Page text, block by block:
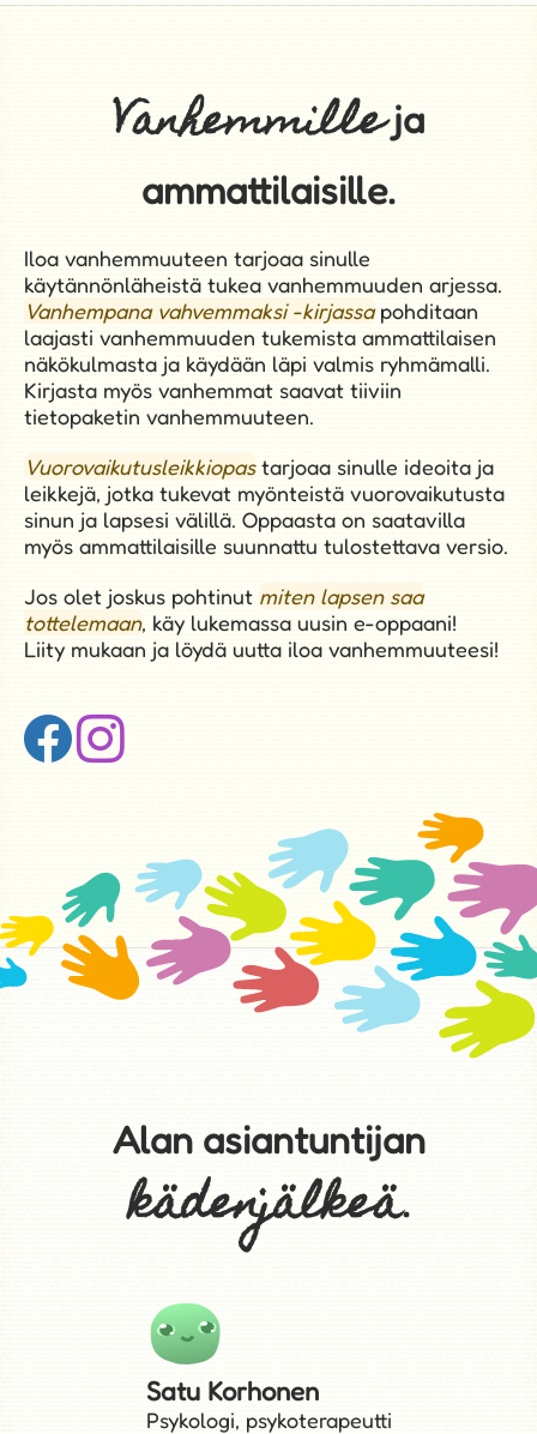
vertaistuesta ja vuorovaikutusleikeistä)
Vanhemmille
ammattilaisille.
Iloa vanhemmuuteen tarjoaa sinulle
käytännönläheistä tukea vanhemmuuden arjessa.
Vanhempana vahvemmaksi -kirjassa pohditaan
laajasti vanhemmuuden tukemista ammattilaisen
näkökulmasta ja käydään läpi valmis ryhmämalli.
tietopaketin vanhemmuuteen.
Vuorovaikutusleikkiopastarjoaa sinulle ideoita ja
leikkejä, jotka tukevat myönteistä vuorovaikutusta
myös ammattilaisille suunnattu tulostettava versio.
Jos olet joskus pohtinutmiten lapsen saa
Alan asiantuntijan
kädenjälkeä